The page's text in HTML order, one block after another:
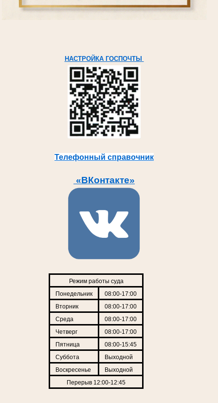
НАСТРОЙКА ГОСПОЧТЫ
Телефонный справочник
«ВКонтакте»
Режим работы суда
Понедельник
08:00-17:00
Вторник
08:00-17:00
Среда
08:00-17:00
Четверг
08:00-17:00
Пятница
08:00-15:45
Суббота
Выходной
Воскресенье
Выходной
Перерыв 12:00-12:45